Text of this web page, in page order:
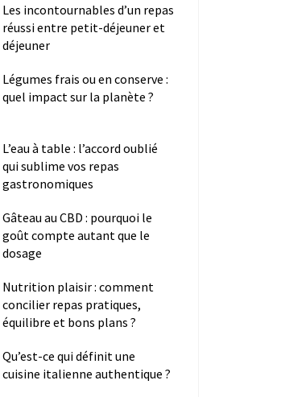
Les incontournables d’un repas
réussi entre petit-déjeuner et
déjeuner
Légumes frais ou en conserve :
quel impact sur la planète ?
L’eau à table : l’accord oublié
qui sublime vos repas
gastronomiques
Gâteau au CBD : pourquoi le
goût compte autant que le
dosage
Nutrition plaisir : comment
concilier repas pratiques,
équilibre et bons plans ?
Qu’est-ce qui définit une
cuisine italienne authentique ?